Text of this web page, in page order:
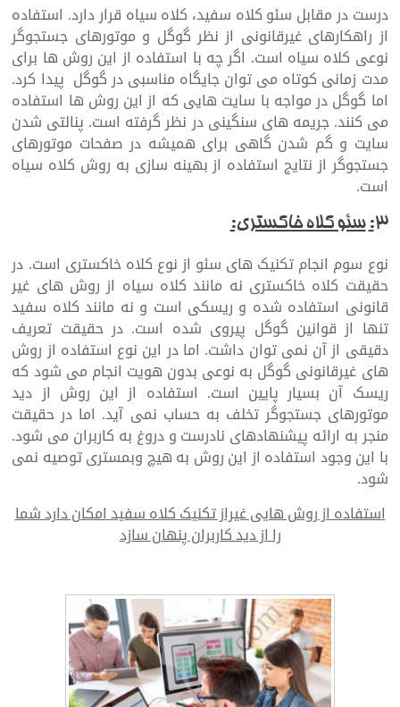
درست در مقابل سئو کلاه سفید، کلاه سیاه قرار دارد. استفاده
از راهکارهای غیرقانونی از نظر گوگل و موتورهای جستجوگر
نوعی کلاه سیاه است. اگر چه با استفاده از این روش ها برای
مدت زمانی کوتاه می توان جایگاه مناسبی در گوگل پیدا کرد.
اما گوگل در مواجه با سایت هایی که از این روش ها استفاده
می کنند. جریمه های سنگینی در نظر گرفته است. پنالتی شدن
سایت و گم شدن گاهی برای همیشه در صفحات موتورهای
جستجوگر از نتایج استفاده از بهینه سازی به روش کلاه سیاه
است.
۳:سئو کلاه خاکستری:
نوع سوم انجام تکنیک های سئو از نوع کلاه خاکستری است. در
حقیقت کلاه خاکستری نه مانند کلاه سیاه از روش های غیر
قانونی استفاده شده و ریسکی است و نه مانند کلاه سفید
تنها از قوانین گوگل پیروی شده است. در حقیقت تعریف
دقیقی از آن نمی توان داشت. اما در این نوع استفاده از روش
های غیرقانونی گوگل به نوعی بدون هویت انجام می شود که
ریسک آن بسیار پایین است. استفاده از این روش از دید
موتورهای جستجوگر تخلف به حساب نمی آید. اما در حقیقت
منجر به ارائه پیشنهادهای نادرست و دروغ به کاربران می شود.
با این وجود استفاده از این روش به هیچ وبمستری توصیه نمی
شود.
استفاده از روش هایی غیراز تکنیک کلاه سفید امکان دارد شما
را از دید کاربران پنهان سازد